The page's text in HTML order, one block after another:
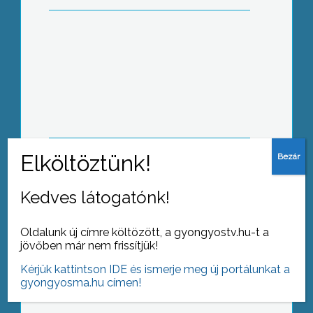
Támogatás a hátrányos helyzetben
lévő önkormányzatoknak
Kedves látogatónk!
Oldalunk új címre költözött, a gyongyostv.hu-t a
jövőben már nem frissítjük!
Kérjük kattintson IDE és ismerje meg új portálunkat a
gyongyosma.hu címen!